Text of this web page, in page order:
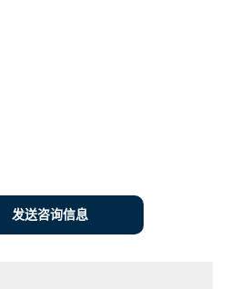
发送咨询信息